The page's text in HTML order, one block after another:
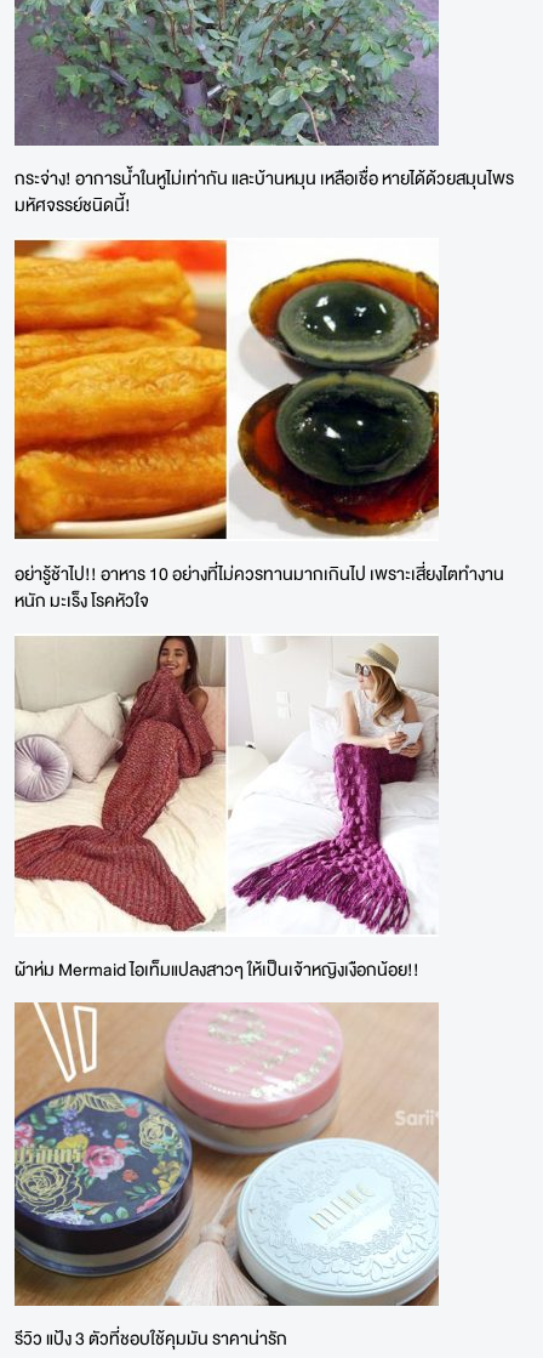
กระจ่าง! อาการน้ำในหูไม่เท่ากัน และบ้านหมุน เหลือเชื่อ หายได้ด้วยสมุนไพร
มหัศจรรย์ชนิดนี้!
อย่ารู้ช้าไป!! อาหาร 10 อย่างที่ไม่ควรทานมากเกินไป เพราะเสี่ยงไตทำงาน
หนัก มะเร็ง โรคหัวใจ
ผ้าห่ม Mermaid ไอเท็มแปลงสาวๆ ให้เป็นเจ้าหญิงเงือกน้อย!!
รีวิว แป้ง 3 ตัวที่ชอบใช้คุมมัน ราคาน่ารัก